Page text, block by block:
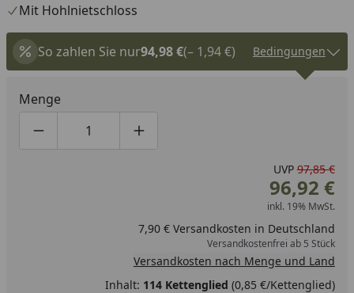
Mit Hohlnietschloss
So zahlen Sie nur94,98 €(– 1,94 €) Bedingungen
Menge
Produktmenge um eins verringern
Produktmenge manuell eingeben
Produktmenge um eins erhöhen
UVP 97,85 €
96,92 €
inkl. 19% MwSt.
7,90 € Versandkosten in Deutschland
Versandkostenfrei ab 5 Stück
Versandkosten nach Menge und Land
Inhalt: 114 Kettenglied (0,85 €/Kettenglied)